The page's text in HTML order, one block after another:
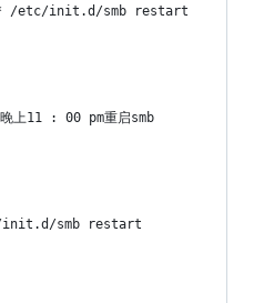
/etc/init.d/smb restart
晚上11 : 00 pm重启smb
smb restart